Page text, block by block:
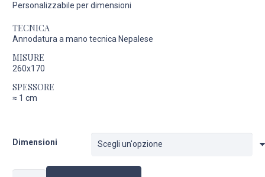
Personalizzabile per dimensioni
TECNICA
Annodatura a mano tecnica Nepalese
MISURE
260x170
SPESSORE
≈ 1 cm
Dimensioni